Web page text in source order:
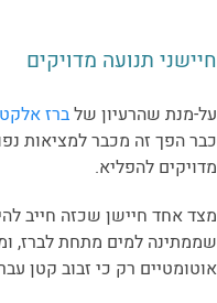
חיישני תנועה מדויקים
על-מנת שהרעיון שלברז
כבר הפך זה מכבר למציאות
מדויקים להפליא.
מצד אחד חיישן שכזה חייב
שממתינה למים מתחת לברז,
אוטומטיים רק כי זבוב קטן